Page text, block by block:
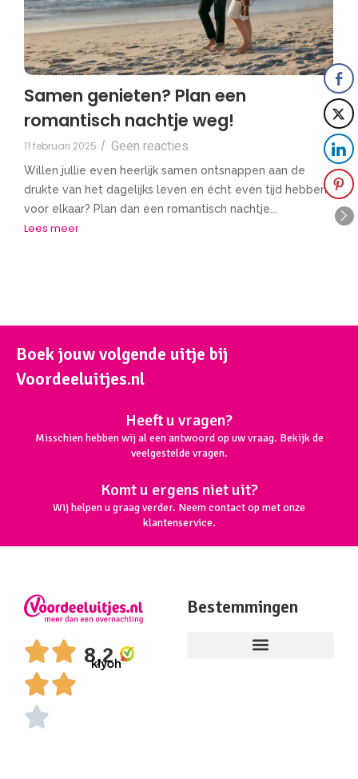
Samen genieten? Plan een
romantisch nachtje weg!
11 februari 2025 / Geen reacties
Willen jullie even heerlijk samen ontsnappen aan de
drukte van het dagelijks leven en écht even tijd hebben
voor elkaar? Plan dan een romantisch nachtje...
Lees meer
Boek jouw volgende uitje bij
Voordeeluitjes.nl
Heeft u vragen?
Misschien hebben wij al een antwoord op uw vraag. Bekijk de
veelgestelde vragen.
Komt u ergens niet uit?
Wij helpen u graag verder. Neem contact op met onze
klantenservice.
8,2
Bestemmingen